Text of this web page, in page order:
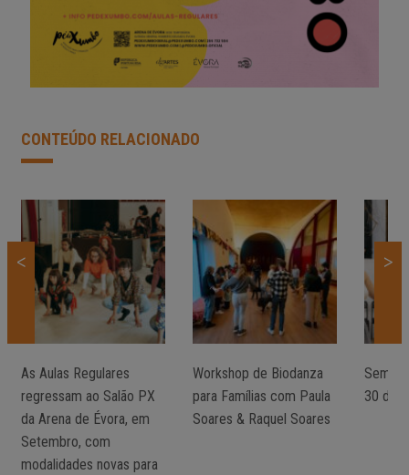
CONTEÚDO RELACIONADO
< >
As Aulas Regulares
regressam ao Salão PX
da Arena de Évora, em
Setembro, com
modalidades novas para
Workshop de Biodanza
para Famílias com Paula
Soares & Raquel Soares
30 de